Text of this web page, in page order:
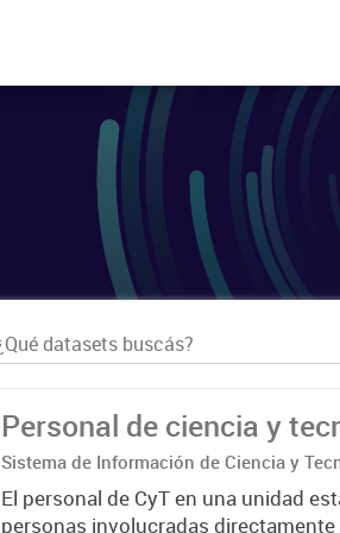
Personal de ciencia y
Sistema de Información de Ciencia y
El personal de CyT en una unidad
personas involucradas